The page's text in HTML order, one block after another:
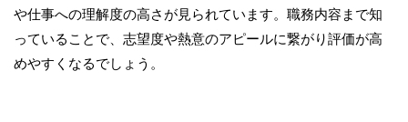
や仕事への理解度の高さが見られています。職務内容まで知
っていることで、志望度や熱意のアピールに繋がり評価が高
めやすくなるでしょう。